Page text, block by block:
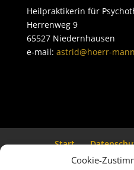
Cookie-
Heil­prak­ti­ke­rin für
Her­ren­weg 9
65527 Nie­dern­hau­sen
e‑mail: astrid@hoerr-
Start
Coo­kie-Rich­t­­li­­nie (EU)